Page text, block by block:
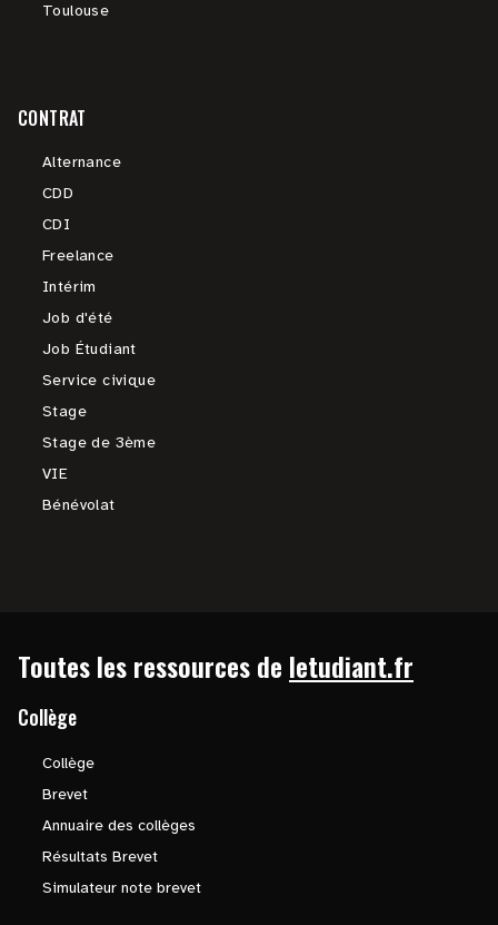
Toulouse
CONTRAT
Alternance
CDD
CDI
Freelance
Intérim
Job d'été
Job Étudiant
Service civique
Stage
Stage de 3ème
VIE
Bénévolat
Toutes les ressources de letudiant.fr
Collège
Collège
Brevet
Annuaire des collèges
Résultats Brevet
Simulateur note brevet